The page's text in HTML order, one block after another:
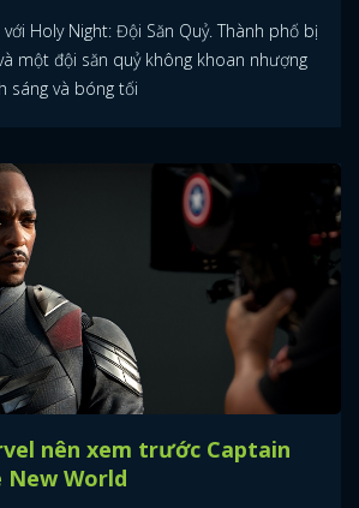
Holy Night: Đội Săn Quỷ. Thành phố bị
một đội săn quỷ không khoan nhượng
sáng và bóng tối
nên xem trước Captain
New World